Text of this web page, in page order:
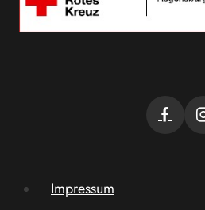
Impressum